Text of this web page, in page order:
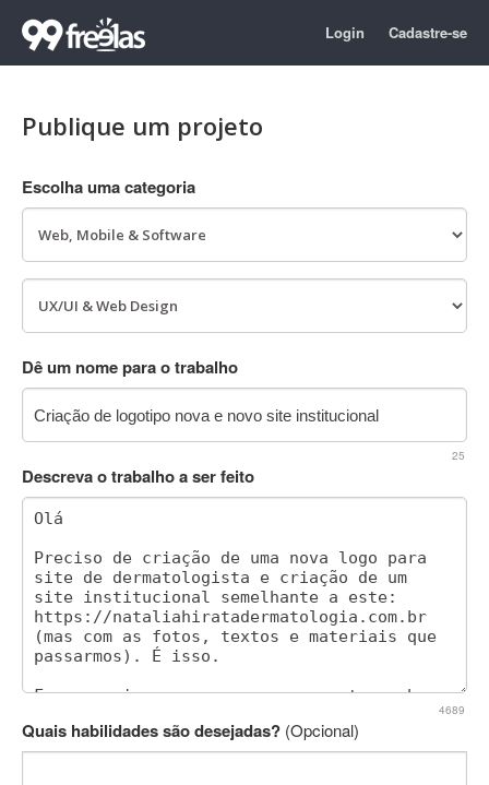
Login Cadastre-se
Publique um projeto
Escolha uma categoria
Dê um nome para o trabalho
25
Descreva o trabalho a ser feito
4689
Quais habilidades são desejadas? (Opcional)